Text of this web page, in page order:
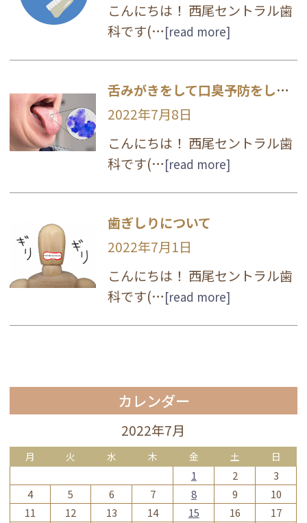
こんにちは！ 西尾セントラル歯
科です(…[read more]
舌みがきをして口臭予防をしよう！
2022年7月8日
こんにちは！ 西尾セントラル歯
科です(…[read more]
歯ぎしりについて
2022年7月1日
こんにちは！ 西尾セントラル歯
科です(…[read more]
カレンダー
2022年7月
月 火 水 木 金 土 日
1 2
3
4
5 6 7 8 9
10
11
12 13 14 15 16
17